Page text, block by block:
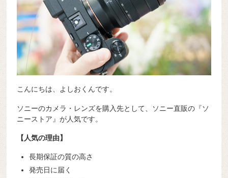
こんにちは、よしおくんです。
ソニーのカメラ・レンズを購入先として、ソニー直販の『ソ
ニーストア』が人気です。
【人気の理由】
長期保証の質の高さ
発売日に届く